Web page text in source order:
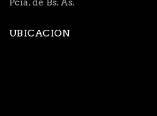
UBICACION